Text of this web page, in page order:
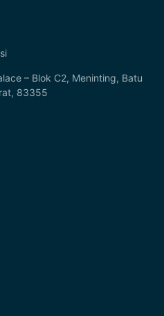
– Blok C2, Meninting, Batu
83355